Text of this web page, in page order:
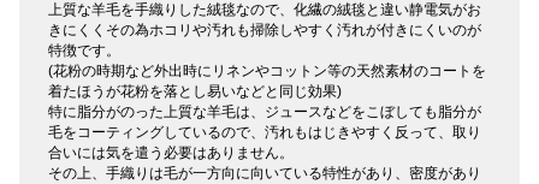
上質な羊毛を手織りした絨毯なので、化繊の絨毯と違い静電気がお
きにくくその為ホコリや汚れも掃除しやすく汚れが付きにくいのが
特徴です。
(花粉の時期など外出時にリネンやコットン等の天然素材のコートを
着たほうが花粉を落とし易いなどと同じ効果)
特に脂分がのった上質な羊毛は、ジュースなどをこぼしても脂分が
毛をコーティングしているので、汚れもはじきやすく反って、取り
合いには気を遣う必要はありません。
その上、手織りは毛が一方向に向いている特性があり、密度があり